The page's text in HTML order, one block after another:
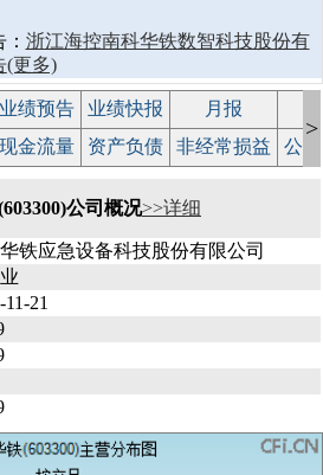
浙江海控南科华铁数智科技股份有
(更多)
业绩预告 业绩快报 月报
现金流量 资产负债 非经常损益 公
>
公司概况>>详细
铁应急设备科技股份有限公司
11-21